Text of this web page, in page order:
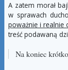
A zatem morał
w sprawach
poważnie i realnie
treść podawaną
Na koniec